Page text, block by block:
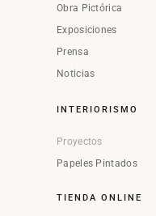
Obra Pictórica
Exposiciones
Prensa
Noticias
INTERIORISMO
Proyectos
Papeles Pintados
TIENDA ONLINE